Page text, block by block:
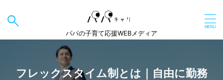
パパの子育て応援WEBメディア
フレックスタイム制とは｜自由に勤務